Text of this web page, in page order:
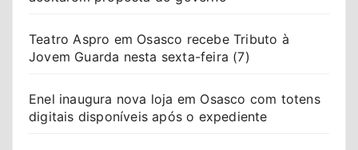
Teatro Aspro em Osasco recebe Tributo à
Jovem Guarda nesta sexta-feira (7)
Enel inaugura nova loja em Osasco com totens
digitais disponíveis após o expediente